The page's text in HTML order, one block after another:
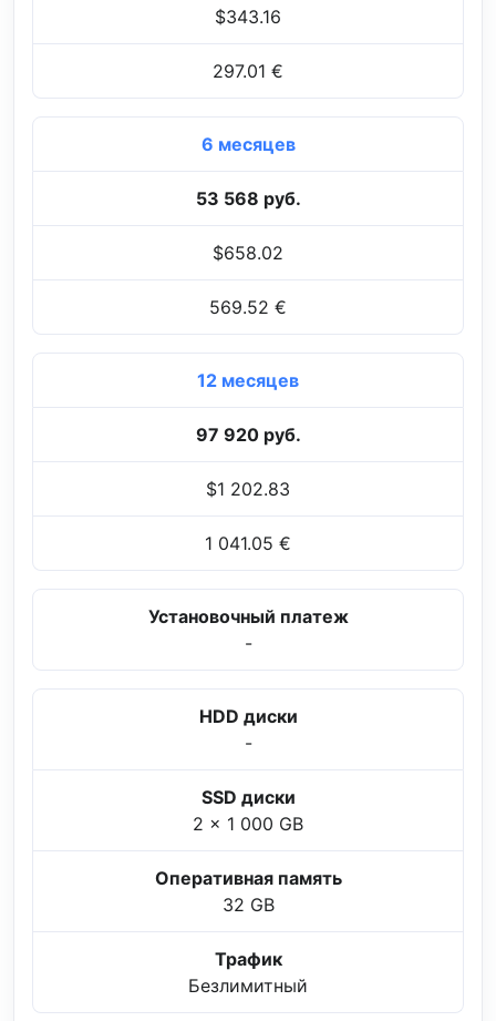
$343.16
297.01 €
6 месяцев
53 568 руб.
$658.02
569.52 €
12 месяцев
97 920 руб.
$1 202.83
1 041.05 €
Установочный платеж
-
HDD диски
-
SSD диски
2 x 1 000 GB
Оперативная память
32 GB
Трафик
Безлимитный